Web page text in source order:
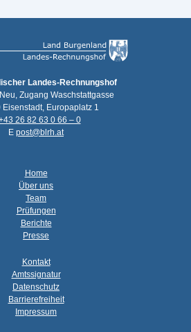
Landes-Rechnungshof
Zugang Waschstattgasse
Eisenstadt, Europaplatz 1
26 82 63 0 66 – 0
E post@blrh.at
Home
Über uns
Team
Prüfungen
Berichte
Presse
Kontakt
Amtssignatur
Datenschutz
Barrierefreiheit
Impressum